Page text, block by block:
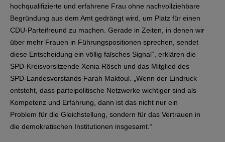
hochqualifizierte und erfahrene Frau ohne nachvollziehbare
Begründung aus dem Amt gedrängt wird, um Platz für einen
CDU-Parteifreund zu machen. Gerade in Zeiten, in denen wir
über mehr Frauen in Führungspositionen sprechen, sendet
diese Entscheidung ein völlig falsches Signal“, erklären die
SPD-Kreisvorsitzende Xenia Rösch und das Mitglied des
SPD-Landesvorstands Farah Maktoul. „Wenn der Eindruck
entsteht, dass parteipolitische Netzwerke wichtiger sind als
Kompetenz und Erfahrung, dann ist das nicht nur ein
Problem für die Gleichstellung, sondern für das Vertrauen in
die demokratischen Institutionen insgesamt.“